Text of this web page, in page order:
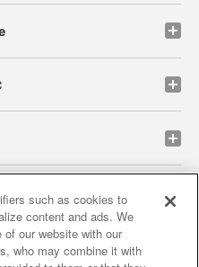
site policy privacy policy
verification results
such as cookies to
content and ads. We
of our website with our
who may combine it with